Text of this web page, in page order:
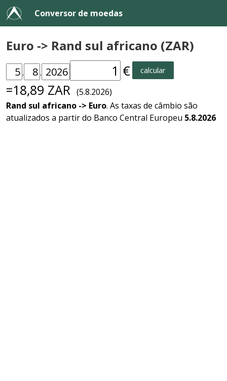
Conversor de moedas
Euro -> Rand sul africano (ZAR)
. . € calcular
=18,89 ZAR (5.8.2026)
Rand sul africano -> Euro. As taxas de câmbio são
atualizados a partir do Banco Central Europeu 5.8.2026